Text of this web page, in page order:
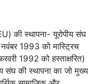
की स्थापना- यूरोपीय संघ
1993 को मास्ट्रिच
1992 को हस्ताक्षरित)
संघ की स्थापना का जो मुख्य